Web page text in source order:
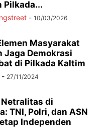
Pilkada...
- 10/03/2026
Masyarakat
Jaga Demokrasi
di Pilkada Kaltim
- 27/11/2024
di
TNI, Polri, dan ASN
Independen